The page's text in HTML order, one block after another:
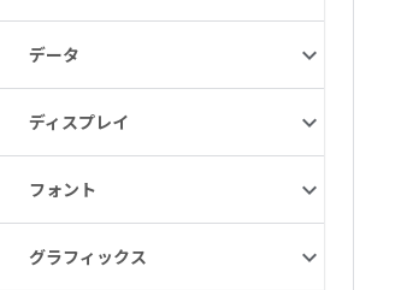
データ
ディスプレイ
フォント
グラフィックス